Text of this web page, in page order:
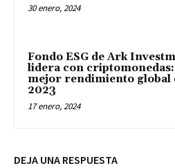
30 enero, 2024
Fondo ESG de Ark
lidera con
mejor rendimiento global
2023
17 enero, 2024
DEJA UNA RESPUESTA